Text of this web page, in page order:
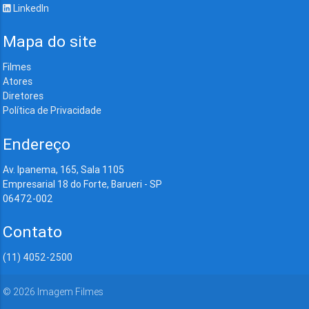
LinkedIn
Mapa do site
Filmes
Atores
Diretores
Política de Privacidade
Endereço
Av. Ipanema, 165, Sala 1105
Empresarial 18 do Forte, Barueri - SP
06472-002
Contato
(11) 4052-2500
© 2026 Imagem Filmes